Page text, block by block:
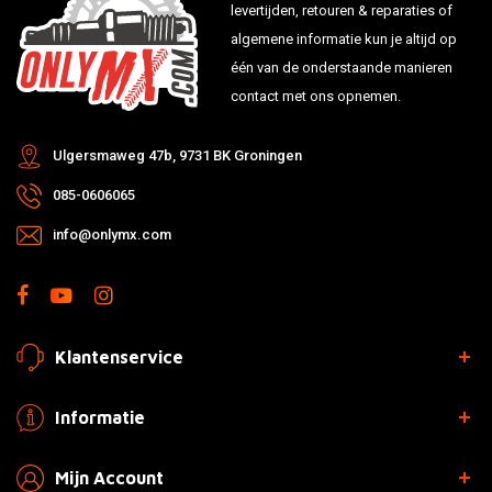
levertijden, retouren & reparaties of
algemene informatie kun je altijd op
één van de onderstaande manieren
contact met ons opnemen.
Ulgersmaweg 47b, 9731 BK Groningen
085-0606065
info@onlymx.com
Klantenservice
Informatie
Mijn Account